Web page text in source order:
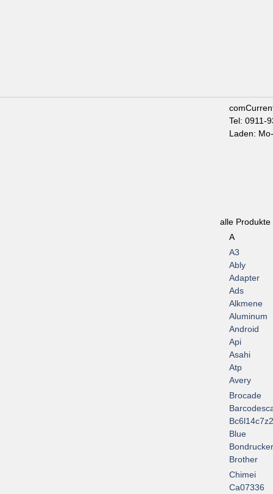
Tel: 0911-
Laden:
alle
A
A3
Ably
Adapter
Ads
Alkmene
Aluminum
Android
Api
Asahi
Atp
Avery
Brocade
Blue
Bondrucker
Brother
Chimei
Ca07336